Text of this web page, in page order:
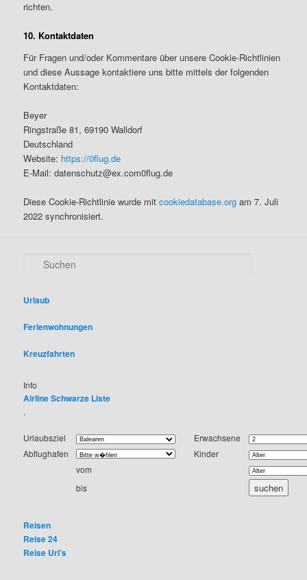
richten.
10. Kontaktdaten
Für Fragen und/oder Kommentare über unsere Cookie-Richtlinien
und diese Aussage kontaktiere uns bitte mittels der folgenden
Kontaktdaten:
Beyer
Ringstraße 81, 69190 Walldorf
Deutschland
Website: https://0flug.de
E-Mail:datenschutz@ex.com0flug.de
Diese Cookie-Richtlinie wurde mitcookiedatabase.org am 7. Juli
2022 synchronisiert.
h
n
Urlaub
Ferienwohnungen
Kreuzfahrten
Info
Airline Schwarze Liste
.
Urlaubsziel
Erwachsene
Abflughafen
Kinder
vom
bis
Reisen
Reise 24
Reise Url’s